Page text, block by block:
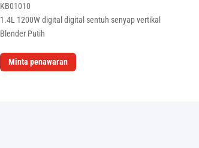
KB01010
1.4L 1200W digital digital sentuh senyap vertikal
Blender Putih
Minta penawaran